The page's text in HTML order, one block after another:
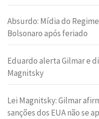
Absurdo: Mídia do
Bolsonaro após feriado
Eduardo alerta Gilmar e
Magnitsky
Lei Magnitsky: Gilmar
sanções dos EUA não se